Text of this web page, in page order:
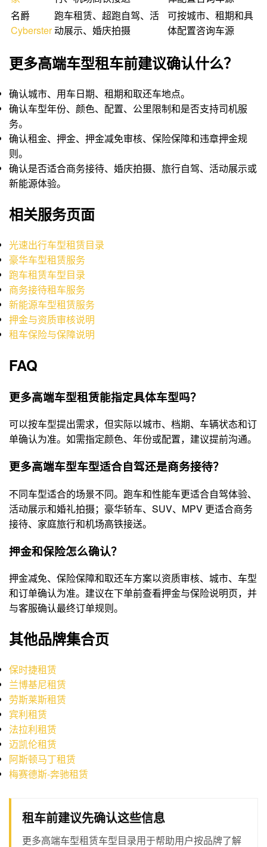
名爵
Cyberster
跑车租赁、超跑自驾、活
动展示、婚庆拍摄
可按城市、租期和具
体配置咨询车源
更多高端车型租车前建议确认什么？
确认城市、用车日期、租期和取还车地点。
确认车型年份、颜色、配置、公里限制和是否支持司机服
务。
确认租金、押金、押金减免审核、保险保障和违章押金规
则。
确认是否适合商务接待、婚庆拍摄、旅行自驾、活动展示或
新能源体验。
相关服务页面
光速出行车型租赁目录
豪华车型租赁服务
跑车租赁车型目录
商务接待租车服务
新能源车型租赁服务
押金与资质审核说明
租车保险与保障说明
FAQ
更多高端车型租赁能指定具体车型吗？
可以按车型提出需求，但实际以城市、档期、车辆状态和订
单确认为准。如需指定颜色、年份或配置，建议提前沟通。
更多高端车型车型适合自驾还是商务接待？
不同车型适合的场景不同。跑车和性能车更适合自驾体验、
活动展示和婚礼拍摄；豪华轿车、SUV、MPV 更适合商务
接待、家庭旅行和机场高铁接送。
押金和保险怎么确认？
押金减免、保险保障和取还车方案以资质审核、城市、车型
和订单确认为准。建议在下单前查看押金与保险说明页，并
与客服确认最终订单规则。
其他品牌集合页
保时捷租赁
兰博基尼租赁
劳斯莱斯租赁
宾利租赁
法拉利租赁
迈凯伦租赁
阿斯顿马丁租赁
梅赛德斯-奔驰租赁
租车前建议先确认这些信息
更多高端车型租赁车型目录用于帮助用户按品牌了解